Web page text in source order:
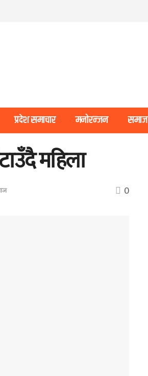
प्रदेश समाचार मनोरन्जन समाज
महिला
0